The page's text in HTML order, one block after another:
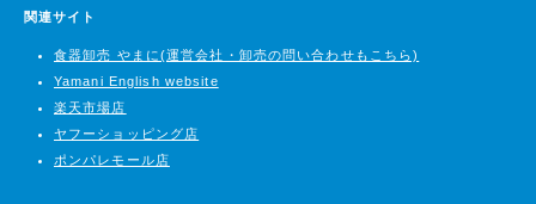
関連サイト
食器卸売 やまに(運営会社・卸売の問い合わせもこちら)
Yamani English website
楽天市場店
ヤフーショッピング店
ポンパレモール店